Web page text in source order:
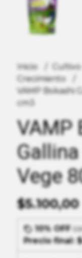
Inicio Cultivo
Crecimiento
VAMP Bokashi
cm3
VAMP
Vege
$5.100,00
10% OFF
Precio final: